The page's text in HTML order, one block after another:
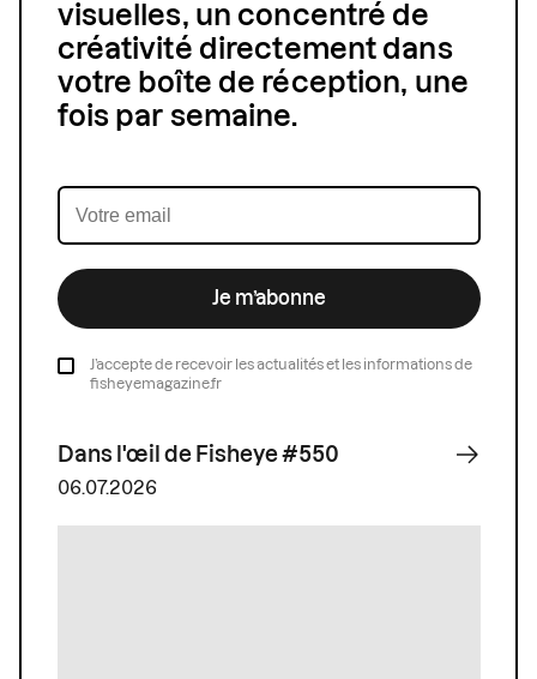
visuelles, un concentré de
créativité directement dans
votre boîte de réception, une
fois par semaine.
Je m’abonne
J’accepte de recevoir les actualités et les informations de
fisheyemagazine.fr
Dans l'œil de Fisheye #550
06.07.2026